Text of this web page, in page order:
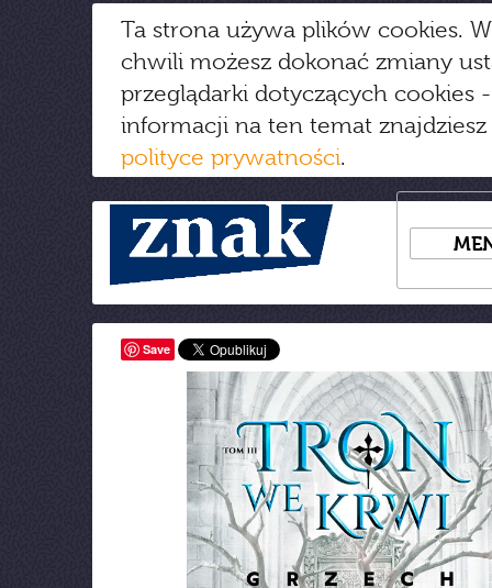
Ta strona używa plików cookies.
chwili możesz dokonać zmiany
przeglądarki dotyczących cookies
informacji na ten temat
polityce prywatności.
Save